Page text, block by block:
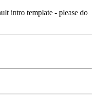
intro template - please do